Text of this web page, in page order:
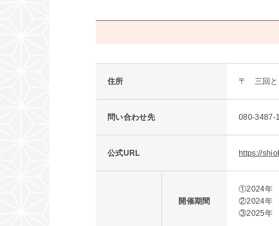
住所 〒 三回と
問い合わせ先 080-3487-
公式URL https://
開催期間
①2024年
②2024年
③2025年